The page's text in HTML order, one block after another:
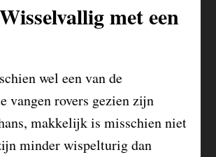
Wisselvallig met een
wel een van de
vangen rovers gezien zijn
makkelijk is misschien niet
minder wispelturig dan